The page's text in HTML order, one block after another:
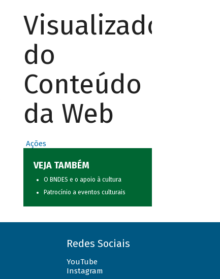
Visualizador
do
Conteúdo
da Web
Ações
VEJA TAMBÉM
O BNDES e o apoio à cultura
Patrocínio a eventos culturais
Redes Sociais
YouTube
Instagram